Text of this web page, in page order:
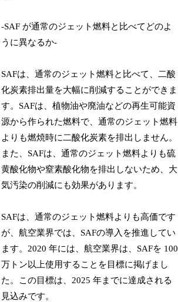
-SAF が通常のジェット燃料と比べてどのよ
うに異なるか-
SAFは、通常のジェット燃料と比べて、二酸
化炭素排出量を大幅に削減することができま
す。SAFは、植物油や廃油などの再生可能資
源から作られた燃料で、通常のジェット燃料
よりも燃焼時に二酸化炭素を排出しません。
また、SAFは、通常のジェット燃料よりも硫
黄酸化物や窒素酸化物を排出しないため、大
気汚染の削減にも効果があります。
SAFは、通常のジェット燃料よりも高価です
が、航空業界では、SAFの導入を推進してい
ます。2020 年には、航空業界は、SAFを 100
万トン以上使用することを目標に掲げまし
た。この目標は、2025 年までに達成される
見込みです。